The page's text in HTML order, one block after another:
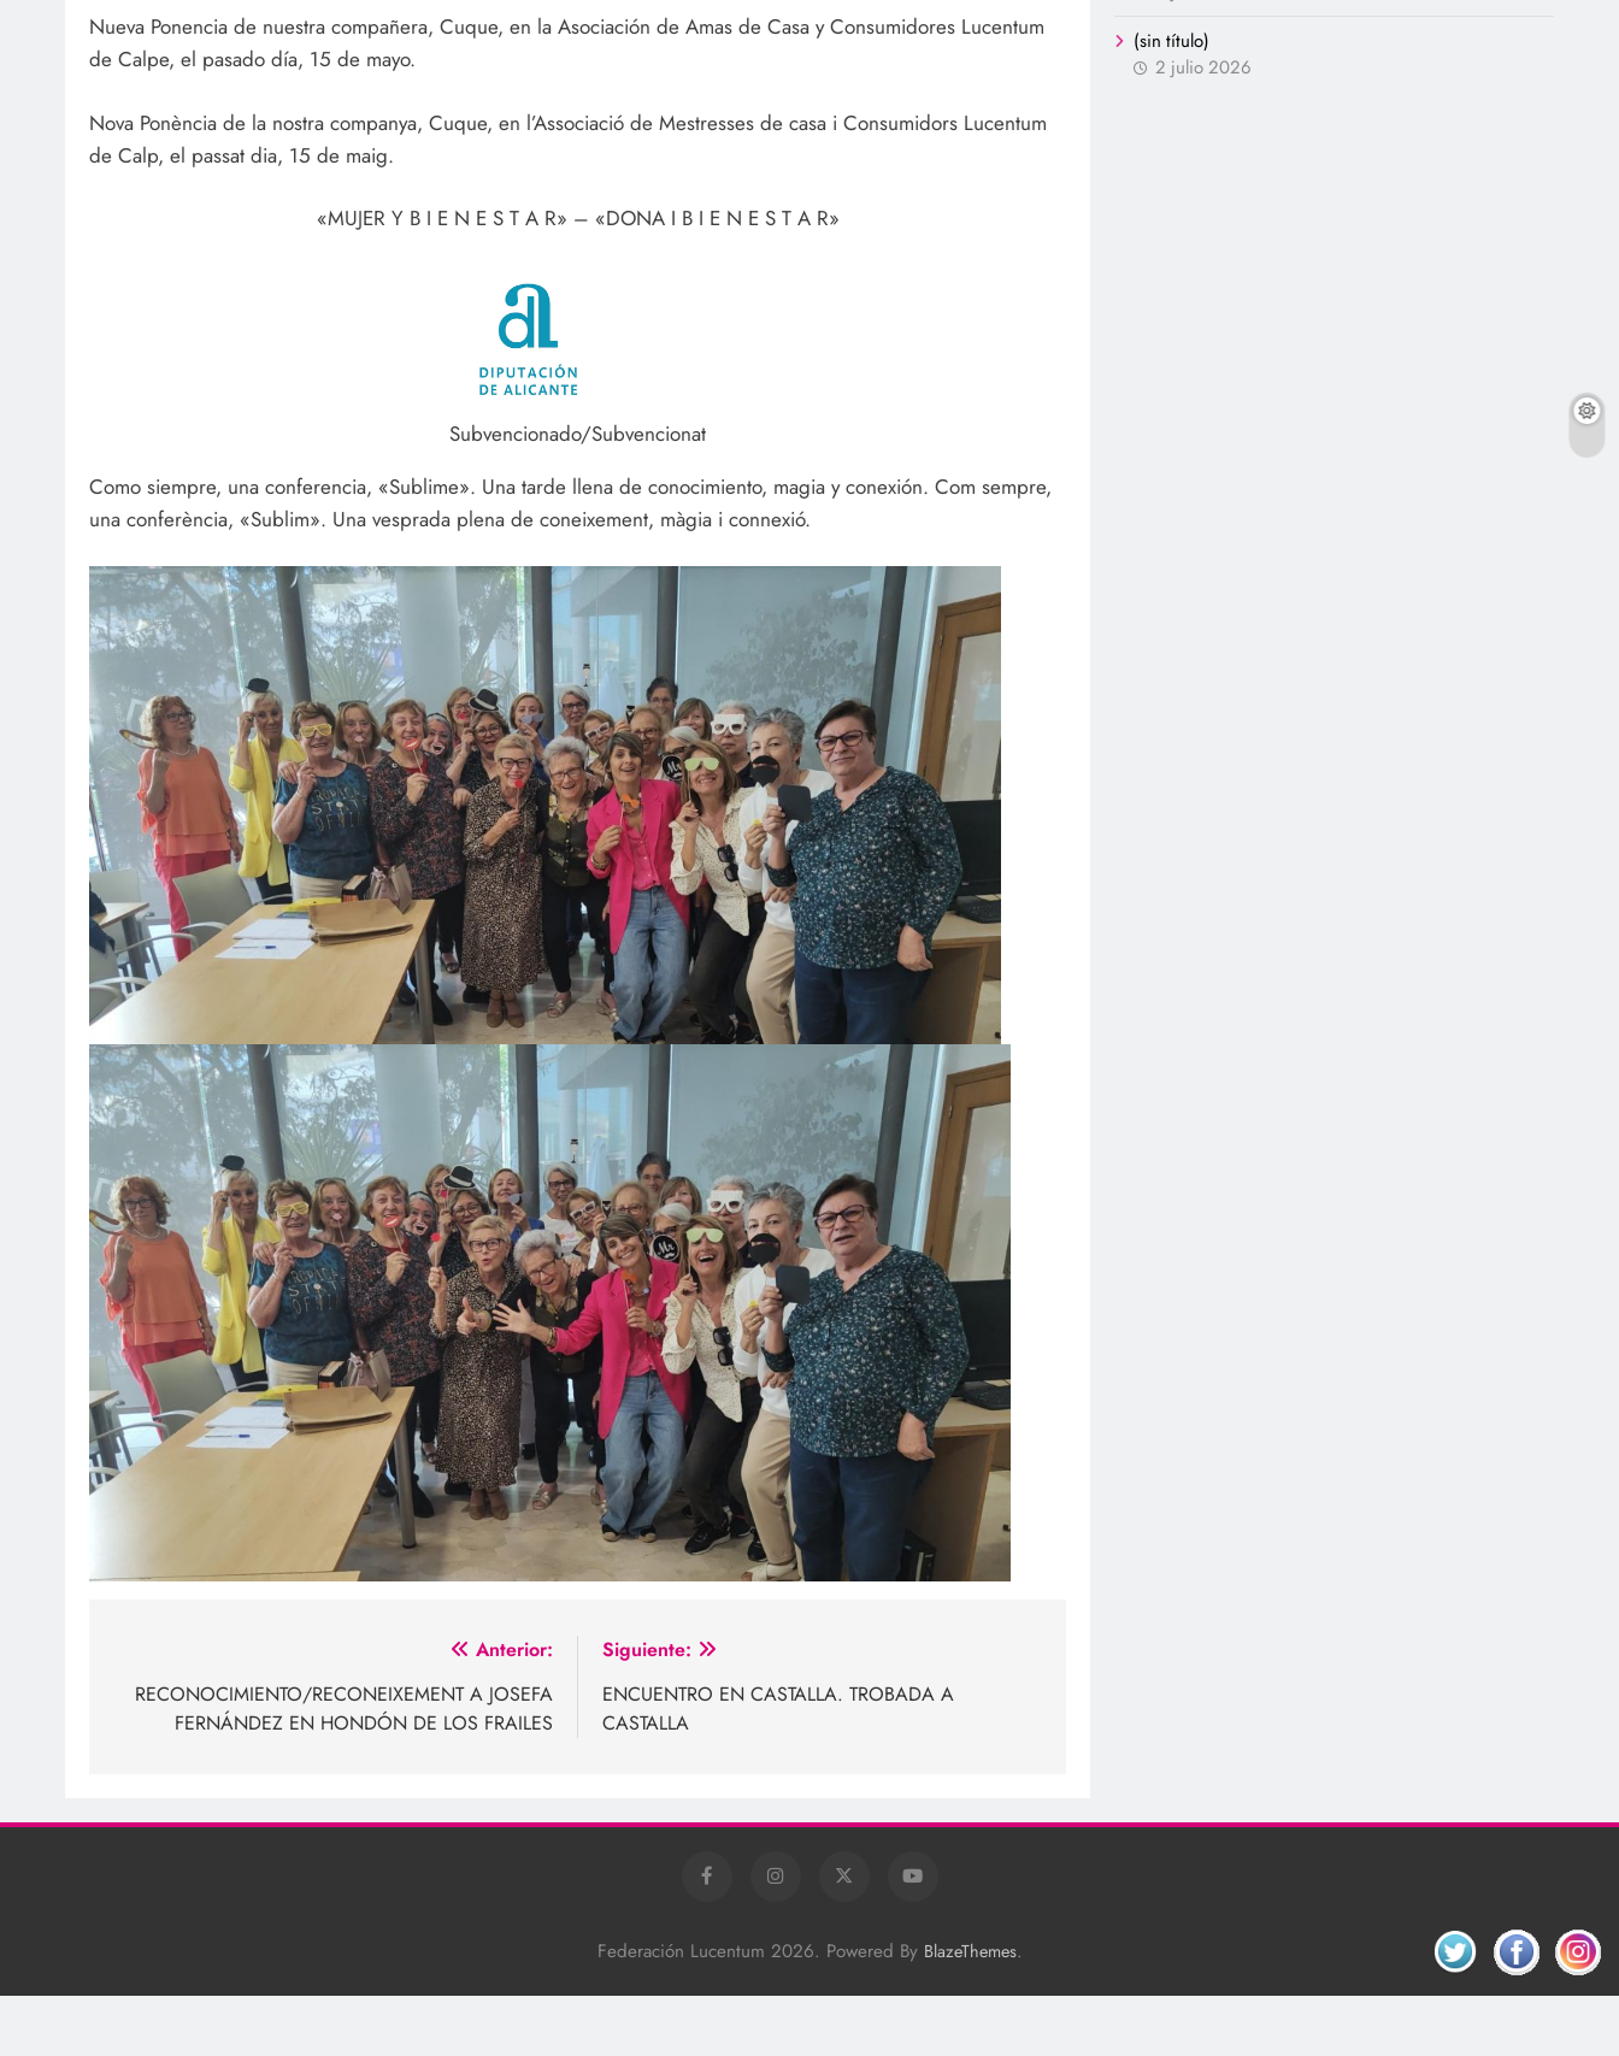
Nueva Ponencia de nuestra compañera, Cuque, en la Asociación de Amas de Casa y Consumidores Lucentum
de Calpe, el pasado día, 15 de mayo.
Nova Ponència de la nostra companya, Cuque, en l’Associació de Mestresses de casa i Consumidors Lucentum
de Calp, el passat dia, 15 de maig.
«MUJER Y B I E N E S T A R» – «DONA I B I E N E S T A R»
Subvencionado/Subvencionat
Como siempre, una conferencia, «Sublime». Una tarde llena de conocimiento, magia y conexión. Com sempre,
una conferència, «Sublim». Una vesprada plena de coneixement, màgia i connexió.
de
entradas
Anterior:
RECONOCIMIENTO/RECONEIXEMENT A JOSEFA
FERNÁNDEZ EN HONDÓN DE LOS FRAILES
Siguiente:
ENCUENTRO EN CASTALLA. TROBADA A
CASTALLA
(sin título)
2 julio 2026
Federación Lucentum 2026. Powered By BlazeThemes.